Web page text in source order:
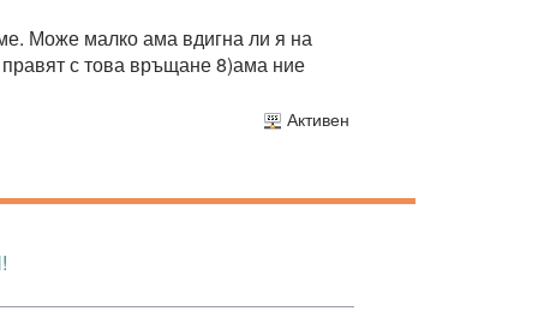
Може малко ама вдигна ли я на
с това връщане 8)ама ние
Активен